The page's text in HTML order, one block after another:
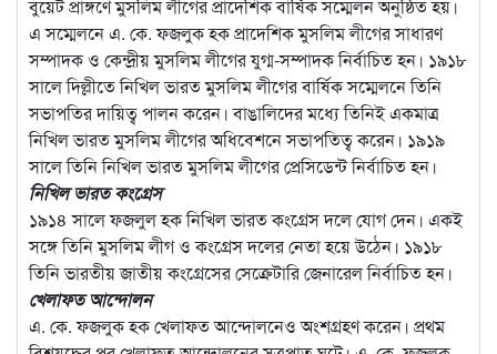
বুয়েট প্রাঙ্গণে মুসলিম লীগের প্রাদেশিক বার্ষিক সম্মেলন অনুষ্ঠিত হয়।
এ সম্মেলনে এ. কে. ফজলুক হক প্রাদেশিক মুসলিম লীগের সাধারণ
সম্পাদক ও কেন্দ্রীয় মুসলিম লীগের যুগ্ম-সম্পাদক নির্বাচিত হন। ১৯১৮
সালে দিল্লীতে নিখিল ভারত মুসলিম লীগের বার্ষিক সম্মেলনে তিনি
সভাপতির দায়িত্ব পালন করেন। বাঙালিদের মধ্যে তিনিই একমাত্র
নিখিল ভারত মুসলিম লীগের অধিবেশনে সভাপতিত্ব করেন। ১৯১৯
সালে তিনি নিখিল ভারত মুসলিম লীগের প্রেসিডেন্ট নির্বাচিত হন।
নিখিল ভারত কংগ্রেস
১৯১৪ সালে ফজলুল হক নিখিল ভারত কংগ্রেস দলে যোগ দেন। একই
সঙ্গে তিনি মুসলিম লীগ ও কংগ্রেস দলের নেতা হয়ে উঠেন। ১৯১৮
তিনি ভারতীয় জাতীয় কংগ্রেসের সেক্রেটারি জেনারেল নির্বাচিত হন।
খেলাফত আন্দোলন
এ. কে. ফজলুক হক খেলাফত আন্দোলনেও অংশগ্রহণ করেন। প্রথম